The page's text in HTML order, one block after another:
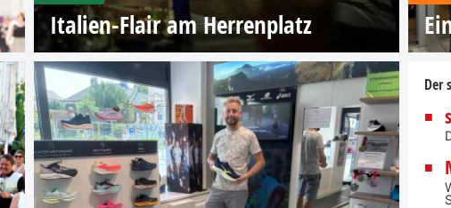
Italien-Flair am Herrenplatz
Der